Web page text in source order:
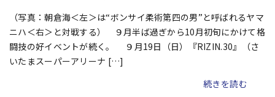
（写真：朝倉海＜左＞は“ボンサイ柔術第四の男”と呼ばれるヤマ
ニハ＜右＞と対戦する） ９月半ば過ぎから10月初旬にかけて格
闘技の好イベントが続く。 ９月19日（日）『RIZIN.30』（さ
いたまスーパーアリーナ […]
続きを読む